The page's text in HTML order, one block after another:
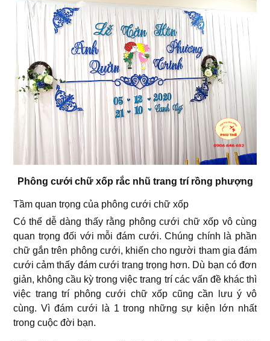
Phông cưới chữ xốp rắc nhũ trang trí rồng phượng
Tầm quan trọng của phông cưới chữ xốp
Có thể dễ dàng thấy rằng phông cưới chữ xốp vô cùng
quan trọng đối với mỗi đám cưới. Chúng chính là phần
chữ gắn trên phông cưới, khiến cho người tham gia đám
cưới cảm thấy đám cưới trang trọng hơn. Dù bạn có đơn
giản, không cầu kỳ trong việc trang trí các vấn đề khác thì
việc trang trí phông cưới chữ xốp cũng cần lưu ý vô
cùng. Vì đám cưới là 1 trong những sự kiện lớn nhất
trong cuộc đời bạn.